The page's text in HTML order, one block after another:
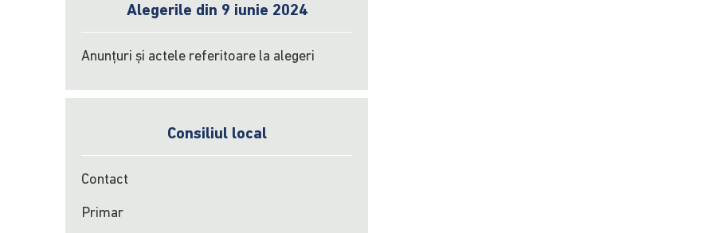
Alegerile din 9 iunie 2024
Anunțuri și actele referitoare la alegeri
Consiliul local
Contact
Primar